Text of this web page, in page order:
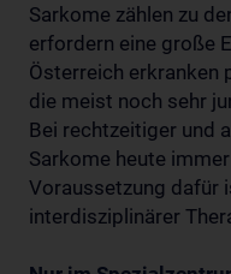
Sarkome zählen zu
erfordern eine große
Österreich erkranken
die meist noch sehr
Bei rechtzeitiger und
Sarkome heute
Voraussetzung dafür
interdisziplinärer